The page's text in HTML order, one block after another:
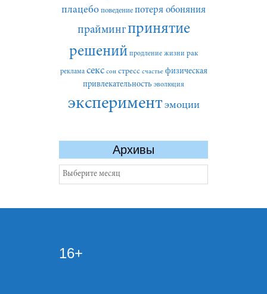
плацебо поведение потеря обоняния
праймингпринятие
решений продление жизни рак
реклама секс сон стресс счастье физическая
привлекательность эволюция
экспериментэмоции
Архивы
Архивы
16+